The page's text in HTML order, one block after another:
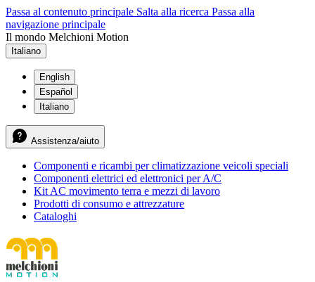
Passa al contenuto principale Salta alla ricerca Passa alla
navigazione principale
Il mondo Melchioni Motion
Italiano
English
Español
Italiano
Assistenza/aiuto
Componenti e ricambi per climatizzazione veicoli speciali
Componenti elettrici ed elettronici per A/C
Kit AC movimento terra e mezzi di lavoro
Prodotti di consumo e attrezzature
Cataloghi